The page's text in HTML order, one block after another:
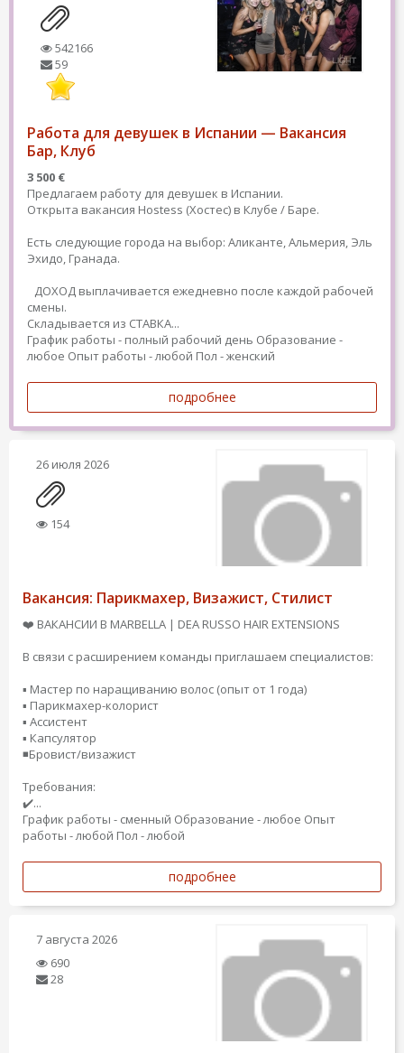
542166
59
Работа для девушек в Испании — Вакансия
Бар, Клуб
3 500 €
Предлагаем работу для девушек в Испании.
Открыта вакансия Hostess (Хостес) в Клубе / Баре.
Есть следующие города на выбор: Аликанте, Альмерия, Эль
Эхидо, Гранада.
ДОХОД выплачивается ежедневно после каждой рабочей
смены.
Складывается из СТАВКА...
График работы - полный рабочий день Образование -
любое Опыт работы - любой Пол - женский
подробнее
26 июля 2026
154
Вакансия: Парикмахер, Визажист, Стилист
❤️ ВАКАНСИИ В MARBELLA | DEA RUSSO HAIR EXTENSIONS
В связи с расширением команды приглашаем специалистов:
▪️ Мастер по наращиванию волос (опыт от 1 года)
▪️ Парикмахер-колорист
▪️ Ассистент
▪️ Капсулятор
◾️Бровист/визажист
Требования:
✔️...
График работы - сменный Образование - любое Опыт
работы - любой Пол - любой
подробнее
7 августа 2026
690
28